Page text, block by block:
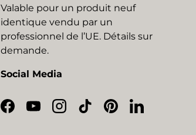
Valable pour un produit neuf
identique vendu par un
professionnel de l’UE. Détails sur
demande.
Social Media
Facebook
YouTubeInstagram
TikTokPinterestLinkedIn